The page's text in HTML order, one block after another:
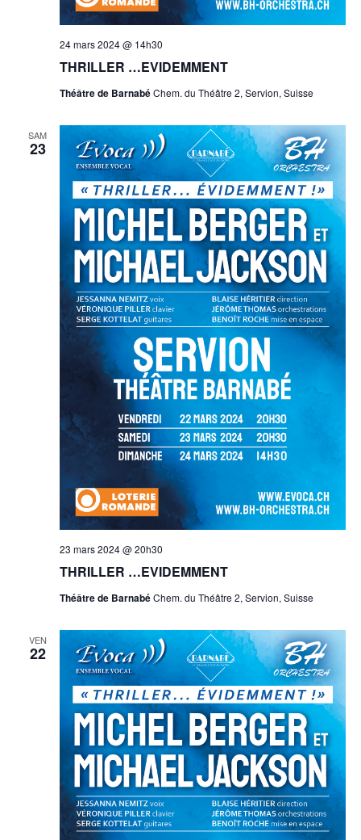
THRILLER …EVIDEMMENT
24 mars 2024 @ 14h30
Théâtre de BarnabéChem. du Théâtre 2, Servion, Suisse
SAM
23
THRILLER …EVIDEMMENT
23 mars 2024 @ 20h30
Théâtre de BarnabéChem. du Théâtre 2, Servion, Suisse
VEN
22